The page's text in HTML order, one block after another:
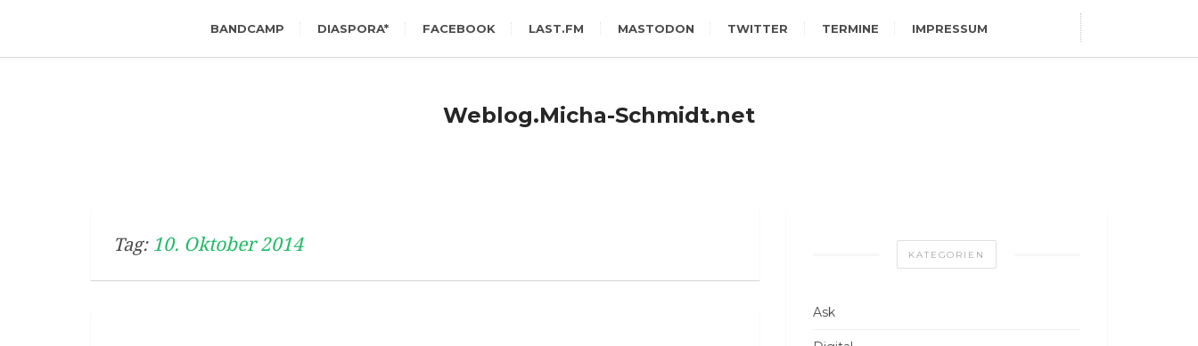
BANDCAMP DIASPORA* FACEBOOK LAST.FM MASTODON TWITTER TERMINE IMPRESSUM
Weblog.Micha-Schmidt.net
Tag: 10. Oktober 2014 KATEGORIEN
Ask